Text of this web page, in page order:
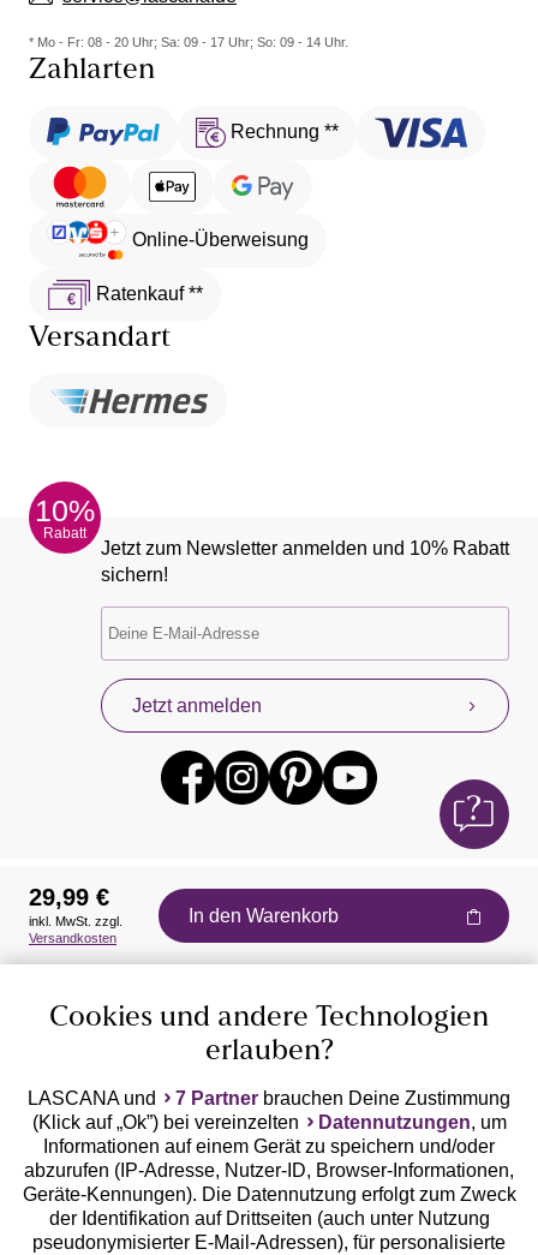
* Mo - Fr: 08 - 20 Uhr; Sa: 09 - 17 Uhr; So: 09 - 14 Uhr.
Zahlarten
Rechnung **
Online-Überweisung
Ratenkauf **
Versandart
10%
Rabatt
Jetzt zum Newsletter anmelden und 10% Rabatt
sichern!
Jetzt anmelden
Auszeichnungen
Geprüfte Sicherheit
29,99 €
inkl. MwSt. zzgl.
Versandkosten
In den Warenkorb
Cookies und andere Technologien
erlauben?
LASCANA und 7 Partner brauchen Deine Zustimmung
(Klick auf „Ok”) bei vereinzelten
Datennutzungen, um
Informationen auf einem Gerät zu speichern und/oder
abzurufen (IP-Adresse, Nutzer-ID, Browser-Informationen,
Geräte-Kennungen). Die Datennutzung erfolgt zum Zweck
der Identifikation auf Drittseiten (auch unter Nutzung
pseudonymisierter E-Mail-Adressen), für personalisierte